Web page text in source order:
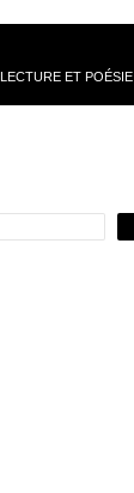
ET POÉSIE